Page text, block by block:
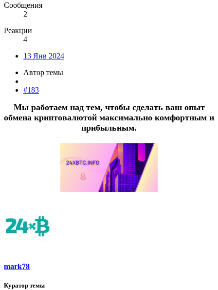
Сообщения
2
Реакции
4
13 Янв 2024
Автор темы
#183
Мы работаем над тем, чтобы сделать ваш опыт
обмена криптовалютой максимально комфортным и
прибыльным.
mark78
Куратор темы